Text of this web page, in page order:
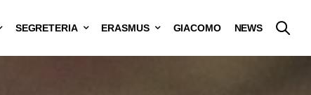
SEGRETERIA ERASMUS GIACOMO NEWS